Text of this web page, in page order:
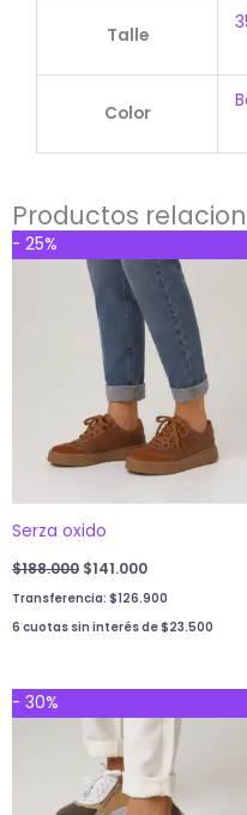
Talle
Color
Productos
- 25%
Serza oxido
$188.000
price
was:
$188.000.
$141.000
price
is:
$141.000.
Transferencia: $126.900
6 cuotas sin interés de$23.500
- 30%
price
$171.000.
price
is:
$119.700.